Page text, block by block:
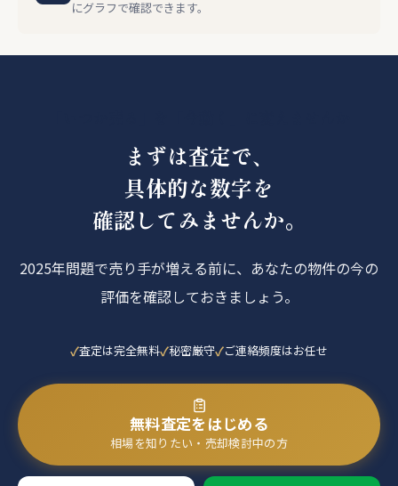
にグラフで確認できます。
まずは査定で、
具体的な数字を
確認してみませんか。
2025年問題で売り手が増える前に、あなたの物件の今の
評価を確認しておきましょう。
査定は完全無料 秘密厳守 ご連絡頻度はお任せ
無料査定をはじめる
相場を知りたい・売却検討中の方